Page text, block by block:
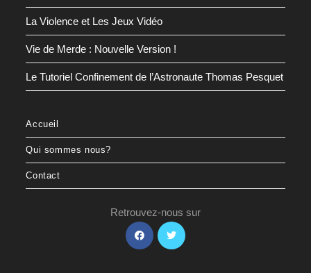
La Violence et Les Jeux Vidéo
Vie de Merde : Nouvelle Version !
Le Tutoriel Confinement de l’Astronaute Thomas Pesquet
Accueil
Qui sommes nous?
Contact
Retrouvez-nous sur
S’ouvre
dans
S’ouvre